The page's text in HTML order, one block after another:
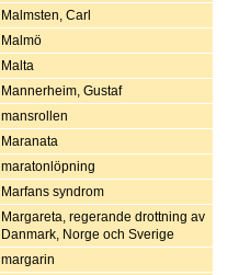
Malmsten, Carl
Malmö
Malta
Mannerheim, Gustaf
mansrollen
Maranata
maratonlöpning
Marfans syndrom
Margareta, regerande drottning av
Danmark, Norge och Sverige
margarin